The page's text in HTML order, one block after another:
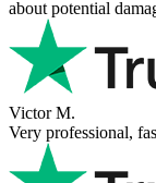
about potential
Victor M.
Very professional,